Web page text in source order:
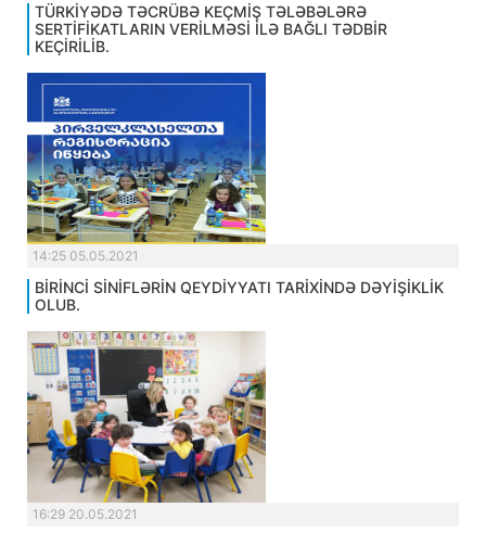
TÜRKİYƏDƏ TƏCRÜBƏ KEÇMİŞ TƏLƏBƏLƏRƏ
SERTİFİKATLARIN VERİLMƏSİ İLƏ BAĞLI TƏDBİR
KEÇİRİLİB.
14:25 05.05.2021
BİRİNCİ SİNİFLƏRİN QEYDİYYATI TARİXİNDƏ DƏYİŞİKLİK
OLUB.
16:29 20.05.2021